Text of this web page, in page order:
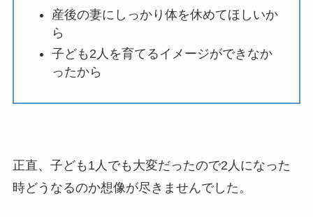
産後の妻にしっかり体を休めてほしいか
ら
子ども2人を育てるイメージができなか
ったから
正直、子ども1人でも大変だったので2人になった
時どうなるのか想像が尽きませんでした。